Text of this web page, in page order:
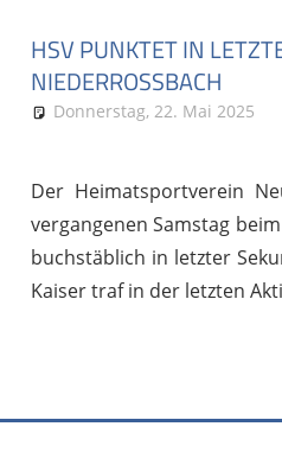
HSV PUNKTET IN
NIEDERROSSBACH
Donnerstag, 22. Mai 2025
Der Heimatsportverein
vergangenen Samstag
buchstäblich in letzter
Kaiser traf in der letzten